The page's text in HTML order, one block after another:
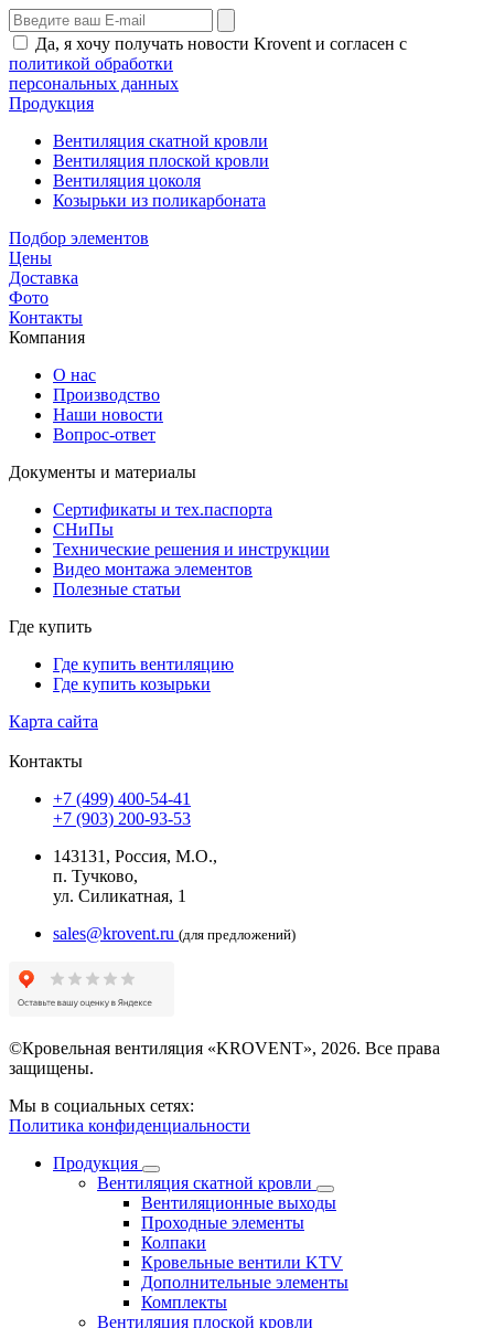
Да, я хочу получать новости Krovent и согласен с
политикой обработки
персональных данных
Продукция
Вентиляция скатной кровли
Вентиляция плоской кровли
Вентиляция цоколя
Козырьки из поликарбоната
Подбор элементов
Цены
Доставка
Фото
Контакты
Компания
О нас
Производство
Наши новости
Вопрос-ответ
Документы и материалы
Сертификаты и тех.паспорта
СНиПы
Технические решения и инструкции
Видео монтажа элементов
Полезные статьи
Где купить
Где купить вентиляцию
Где купить козырьки
Карта сайта
Контакты
+7 (499) 400-54-41
+7 (903) 200-93-53
143131, Россия, М.О.,
п. Тучково,
ул. Силикатная, 1
sales@krovent.ru (для предложений)
©Кровельная вентиляция «KROVENT», 2026. Все права
защищены.
Мы в социальных сетях:
Политика конфиденциальности
Продукция
Вентиляция скатной кровли
Вентиляционные выходы
Проходные элементы
Колпаки
Кровельные вентили KTV
Дополнительные элементы
Комплекты
Вентиляция плоской кровли